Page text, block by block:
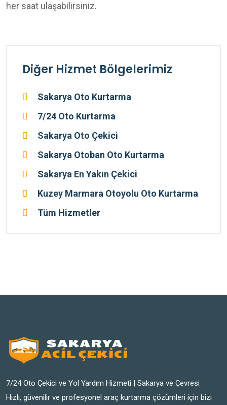
her saat ulaşabilirsiniz.
Diğer Hizmet Bölgelerimiz
Sakarya Oto Kurtarma
7/24 Oto Kurtarma
Sakarya Oto Çekici
Sakarya Otoban Oto Kurtarma
Sakarya En Yakın Çekici
Kuzey Marmara Otoyolu Oto Kurtarma
Tüm Hizmetler
7/24 Oto Çekici ve Yol Yardım Hizmeti | Sakarya ve Çevresi
Hızlı, güvenilir ve profesyonel araç kurtarma çözümleri için bizi